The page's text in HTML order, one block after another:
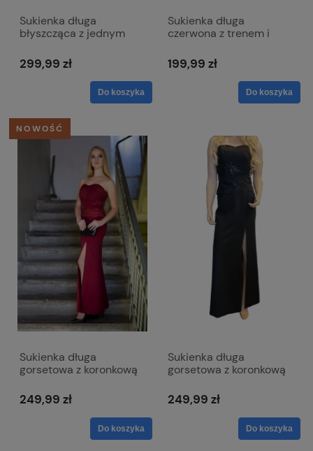
Sukienka długa
błyszcząca z jednym
granatowa
299,99 zł
Do koszyka
Sukienka długa
czerwona z trenem i
199,99 zł
Do koszyka
Sukienka długa
gorsetowa z koronkową
nodze - Loren bordowa
249,99 zł
Do koszyka
NOWOŚĆ
Sukienka długa
gorsetowa z koronkową
nodze - Loren czarna
249,99 zł
Do koszyka